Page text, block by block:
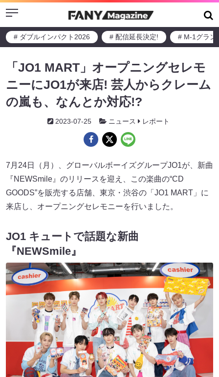
Menu
# ダブルインパクト2026 # 配信延長決定! # M-1グラン
「JO1 MART」オープニングセレモ
ニーにJO1が来店! 芸人からクレーム
の嵐も、なんとか対応!?
2023-07-25 ニュース レポート
7月24日（月）、グローバルボーイズグループJO1が、新曲
『NEWSmile』のリリースを迎え、この楽曲の“CD
GOODS”を販売する店舗、東京・渋谷の「JO1 MART」に
来店し、オープニングセレモニーを行いました。
JO1 キュートで話題な新曲
『NEWSmile』